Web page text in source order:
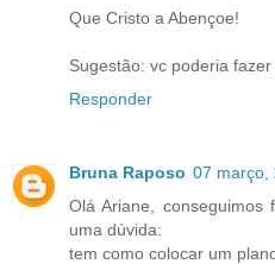
Que Cristo a Abençoe!
Sugestão: vc poderia
Responder
Bruna Raposo 07 março,
Olá Ariane,
uma dúvida:
tem como colocar um